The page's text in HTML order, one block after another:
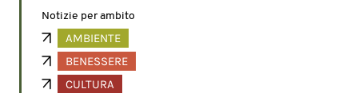
Notizie per ambito
AMBIENTE
BENESSERE
CULTURA